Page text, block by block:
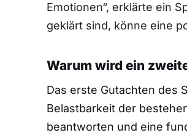
Emotionen“, erklärte ein
geklärt sind, könne eine
Warum wird ein
Das erste Gutachten des
Belastbarkeit der
beantworten und eine